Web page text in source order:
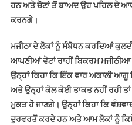
ਹਨ ਅਤੇ ਚੋਣਾਂ ਤੋਂ ਬਾਅਦ ਉਹ ਪਹਿਲ ਦੇ
ਕਰਨਗੇ।
ਮਜੀਠਾ ਦੇ ਲੋਕਾਂ ਨੂੰ ਸੰਬੋਧਨ ਕਰਦਿਆਂ
ਆਪਣੀਆਂ ਵੋਟਾਂ ਰਾਹੀਂ ਬਿਕਰਮ ਮਜੀਠੀਆ
ਉਨ੍ਹਾਂ ਕਿਹਾ ਕਿ ਇੱਕ ਵਾਰ ਅਕਾਲੀ
ਅਤੇ ਉਨ੍ਹਾਂ ਕੋਲ ਕੋਈ ਤਾਕਤ ਨਹੀਂ ਰਹੀ
ਮੁਕਤ ਹੋ ਜਾਣਗੇ। ਉਨ੍ਹਾਂ ਕਿਹਾ ਕਿ
ਦੁਰਵਰਤੋਂ ਕਰਦੇ ਹਨ ਅਤੇ ਆਮ ਲੋਕਾਂ ਨੂੰ